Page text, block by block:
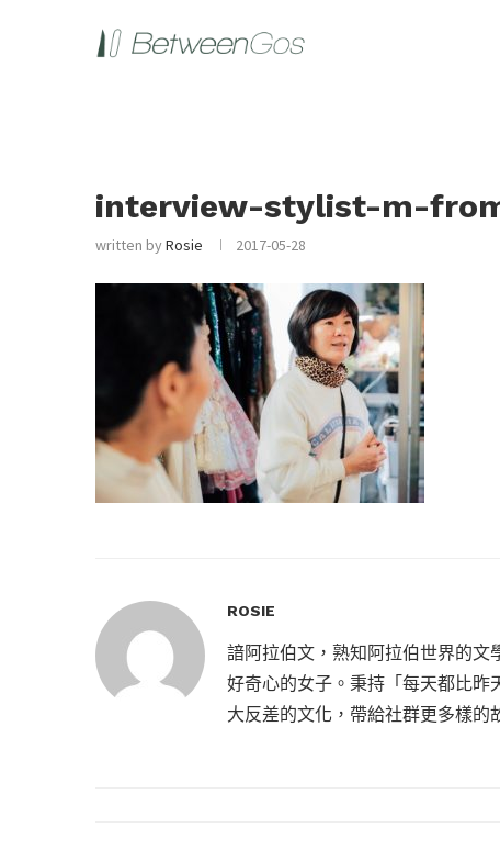
interview-stylist-m-
written byRosie 2017-05-28
ROSIE
諳阿拉伯文，熟知阿拉伯世界的文
好奇心的女子。秉持「每天都比昨
大反差的文化，帶給社群更多樣的